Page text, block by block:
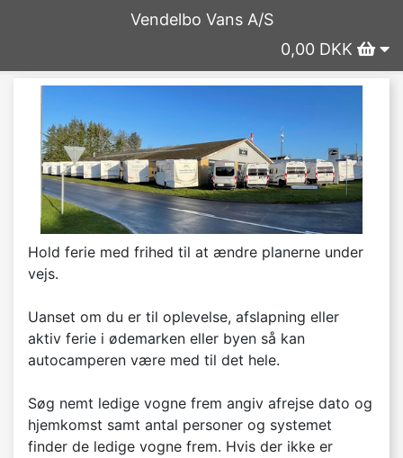
Vendelbo Vans A/S
0,00 DKK
Hold ferie med frihed til at ændre planerne under
vejs.
Uanset om du er til oplevelse, afslapning eller
aktiv ferie i ødemarken eller byen så kan
autocamperen være med til det hele.
Søg nemt ledige vogne frem angiv afrejse dato og
hjemkomst samt antal personer og systemet
finder de ledige vogne frem. Hvis der ikke er